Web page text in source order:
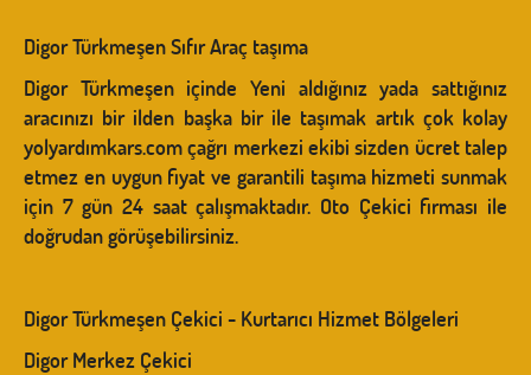
Digor Türkmeşen Sıfır Araç taşıma
Digor Türkmeşen içinde Yeni aldığınız yada sattığınız
aracınızı bir ilden başka bir ile taşımak artık çok kolay
yolyardımkars.com çağrı merkezi ekibi sizden ücret talep
etmez en uygun fiyat ve garantili taşıma hizmeti sunmak
için 7 gün 24 saat çalışmaktadır. Oto Çekici firması ile
doğrudan görüşebilirsiniz.
Digor Türkmeşen Çekici - Kurtarıcı Hizmet Bölgeleri
Digor Merkez Çekici